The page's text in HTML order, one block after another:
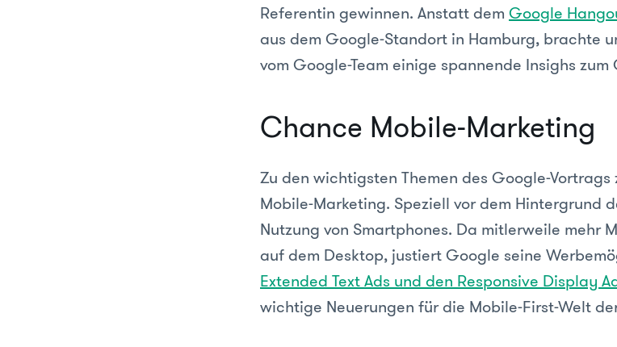
Referentin gewinnen. Anstatt dem Google
aus dem Google-Standort in Hamburg, brachte
vom Google-Team einige spannende Insighs
Chance Mobile-Marketing
Zu den wichtigsten Themen des Google-
Mobile-Marketing. Speziell vor dem Hintergrund
Nutzung von Smartphones. Da mitlerweile mehr
auf dem Desktop, justiert Google seine
Extended Text Ads und den Responsive Display
wichtige Neuerungen für die Mobile-First-Welt